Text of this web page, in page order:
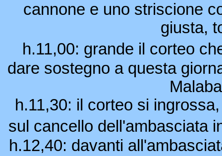
cannone e uno striscione
giusta,
h.11,00: grande il corteo
dare sostegno a questa
h.11,30: il corteo si
sul cancello dell'ambasciata
h.12,40: davanti